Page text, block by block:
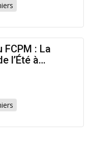
: La
l’Été à